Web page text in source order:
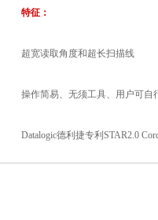
特征：
超宽读取角度和超长扫描线
操作简易、无须工具、用户可自
Datalogic德利捷专利STAR2.0